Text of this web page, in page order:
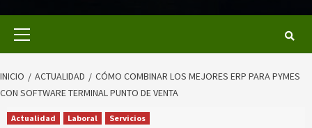
INICIO ACTUALIDAD
CÓMO COMBINAR LOS MEJORES ERP PARA PYMES
CON SOFTWARE TERMINAL PUNTO DE VENTA
Actualidad Laboral Servicios